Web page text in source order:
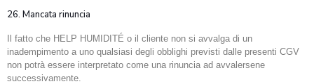
26. Mancata rinuncia
Il fatto che HELP HUMIDITÉ o il cliente non si avvalga di un
inadempimento a uno qualsiasi degli obblighi previsti dalle presenti CGV
non potrà essere interpretato come una rinuncia ad avvalersene
successivamente.